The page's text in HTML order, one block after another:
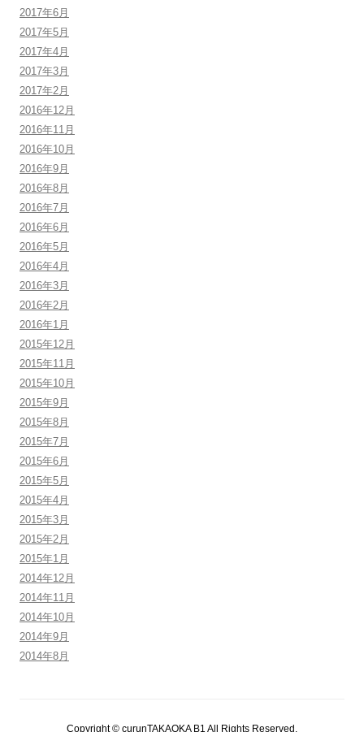
2017年6月
2017年5月
2017年4月
2017年3月
2017年2月
2016年12月
2016年11月
2016年10月
2016年9月
2016年8月
2016年7月
2016年6月
2016年5月
2016年4月
2016年3月
2016年2月
2016年1月
2015年12月
2015年11月
2015年10月
2015年9月
2015年8月
2015年7月
2015年6月
2015年5月
2015年4月
2015年3月
2015年2月
2015年1月
2014年12月
2014年11月
2014年10月
2014年9月
2014年8月
Copyright © curunTAKAOKA B1 All Rights Reserved.